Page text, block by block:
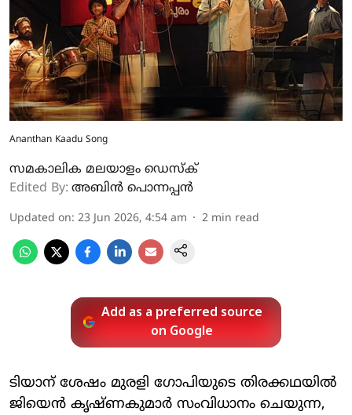
Ananthan Kaadu Song
സമകാലിക മലയാളം ഡെസ്ക്
Edited By: അബിന്‍ പൊന്നപ്പന്‍
Updated on: 23 Jun 2026, 4:54 am 2 min read
Add as a preferred source
on Google
ടിയാന് ശേഷം മുരളി ഗോപിയുടെ തിരക്കഥയിൽ
ജിയെൻ കൃഷ്ണകുമാർ സംവിധാനം ചെയുന്ന,